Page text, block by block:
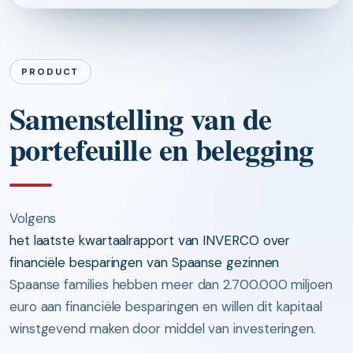
PRODUCT
Samenstelling van de
portefeuille en belegging
Volgens
het laatste kwartaalrapport van INVERCO over
financiële besparingen van Spaanse gezinnen
Spaanse families hebben meer dan 2.700.000 miljoen
euro aan financiële besparingen en willen dit kapitaal
winstgevend maken door middel van investeringen.